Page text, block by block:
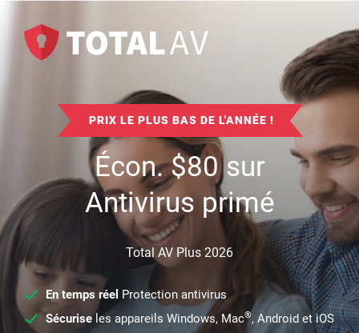
PRIX LE PLUS BAS DE L'ANNÉE !
Écon.$80sur
Antivirus primé
Total AV Plus 2026
En temps réel Protection antivirus
Sécuriseles appareils Windows, Mac®, Android et iOS